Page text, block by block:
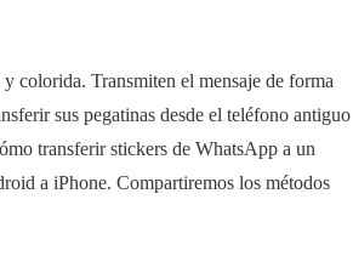
colorida. Transmiten el mensaje de forma
sus pegatinas desde el teléfono antiguo
transferir stickers de WhatsApp a un
a iPhone. Compartiremos los métodos